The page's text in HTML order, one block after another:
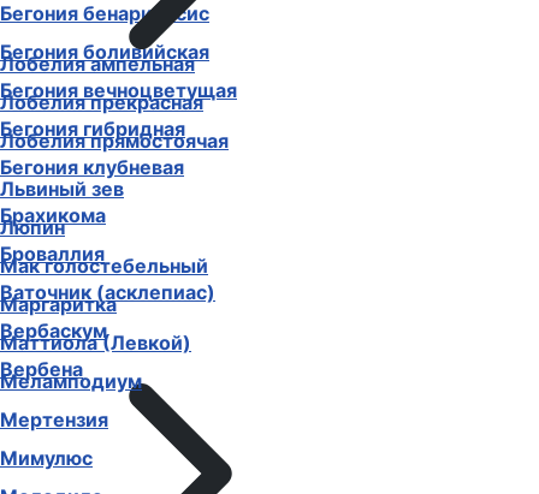
Бегония бенариенсис
Бегония боливийская
Бегония вечноцветущая
Бегония гибридная
Бегония клубневая
Брахикома
Броваллия
Ваточник (асклепиас)
Вербаскум
Вербена
Лобелия ампельная
Лобелия прекрасная
Лобелия прямостоячая
Львиный зев
Люпин
Мак голостебельный
Маргаритка
Маттиола (Левкой)
Меламподиум
Мертензия
Мимулюс